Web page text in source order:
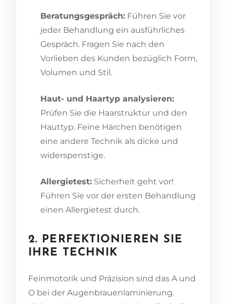
Beratungsgespräch: Führen Sie vor
jeder Behandlung ein ausführliches
Gespräch. Fragen Sie nach den
Vorlieben des Kunden bezüglich Form,
Volumen und Stil.
Haut- und Haartyp analysieren:
Prüfen Sie die Haarstruktur und den
Hauttyp. Feine Härchen benötigen
eine andere Technik als dicke und
widerspenstige.
Allergietest: Sicherheit geht vor!
Führen Sie vor der ersten Behandlung
einen Allergietest durch.
2. PERFEKTIONIEREN SIE
IHRE TECHNIK
Feinmotorik und Präzision sind das A und
O bei der Augenbrauenlaminierung.